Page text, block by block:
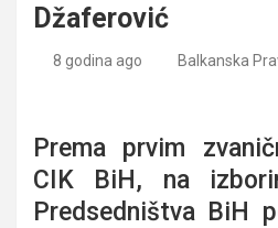
Džaferović
8 godina ago Balkanska
Prema prvim
CIK BiH, na
Predsedništva BiH